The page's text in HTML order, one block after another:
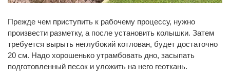
Прежде чем приступить к рабочему процессу, нужно
произвести разметку, а после установить колышки. Затем
требуется вырыть неглубокий котлован, будет достаточно
20 см. Надо хорошенько утрамбовать дно, засыпать
подготовленный песок и уложить на него геоткань.